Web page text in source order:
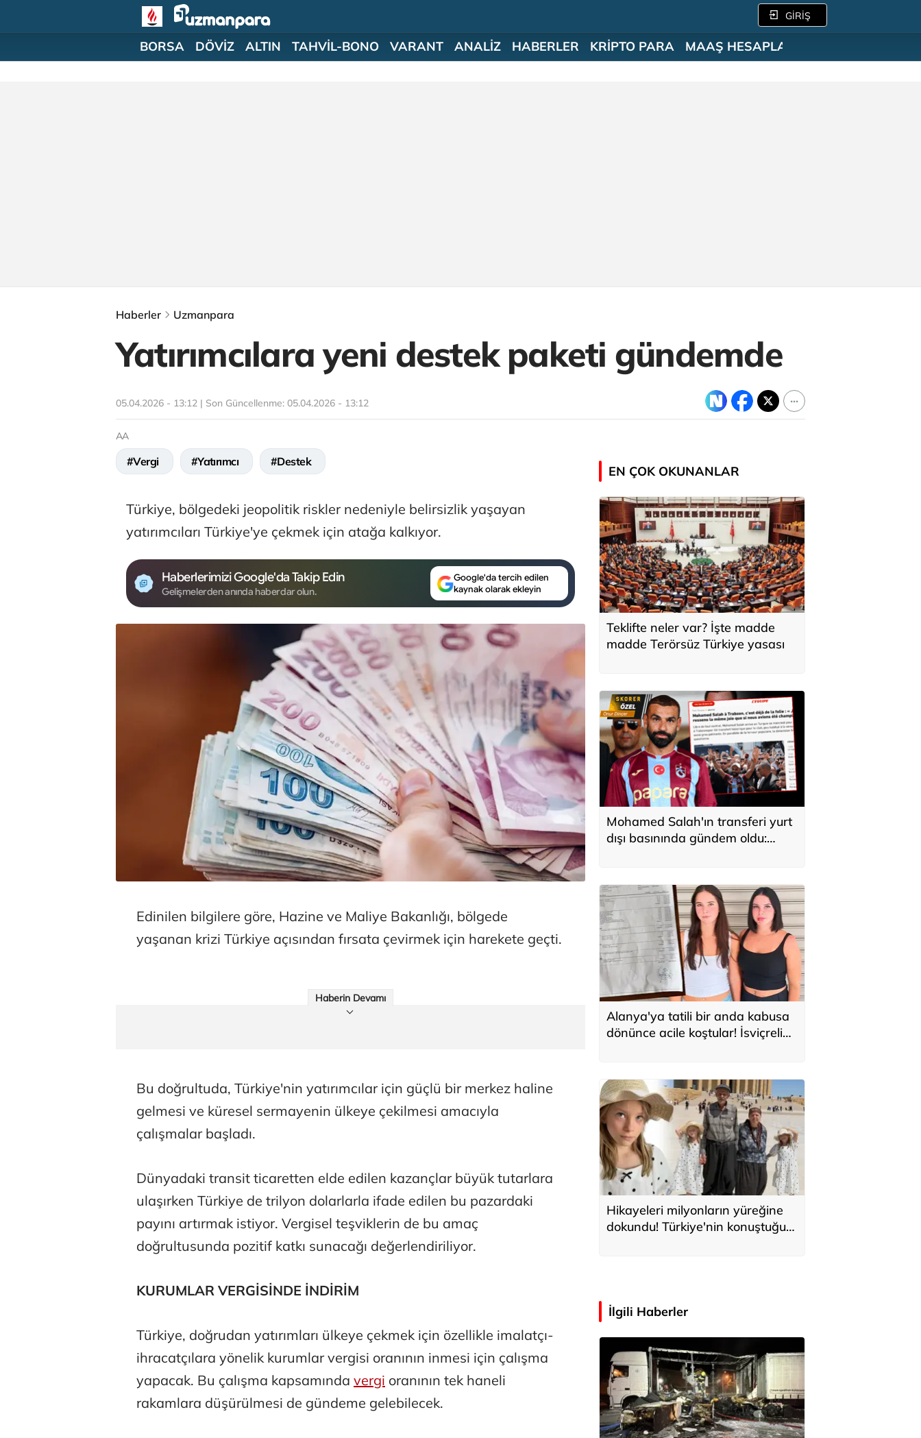
GİRİŞ
BORSA DÖVİZ ALTIN TAHVİL-BONO VARANT ANALİZ HABERLER KRİPTO PARA MAAŞ HESAPLAMA
Haberler Uzmanpara
Yatırımcılara yeni destek paketi gündemde
05.04.2026 - 13:12 | Son Güncellenme: 05.04.2026 - 13:12
AA
#Vergi #Yatırımcı #Destek
Türkiye, bölgedeki jeopolitik riskler nedeniyle belirsizlik yaşayan
yatırımcıları Türkiye'ye çekmek için atağa kalkıyor.
Haberlerimizi Google'da Takip Edin
Gelişmelerden anında haberdar olun.
Google'da tercih edilen
kaynak olarak ekleyin
Edinilen bilgilere göre, Hazine ve Maliye Bakanlığı, bölgede
yaşanan krizi Türkiye açısından fırsata çevirmek için harekete geçti.
Haberin Devamı
Bu doğrultuda, Türkiye'nin yatırımcılar için güçlü bir merkez haline
gelmesi ve küresel sermayenin ülkeye çekilmesi amacıyla
çalışmalar başladı.
Dünyadaki transit ticaretten elde edilen kazançlar büyük tutarlara
ulaşırken Türkiye de trilyon dolarlarla ifade edilen bu pazardaki
payını artırmak istiyor. Vergisel teşviklerin de bu amaç
doğrultusunda pozitif katkı sunacağı değerlendiriliyor.
KURUMLAR VERGİSİNDE İNDİRİM
Türkiye, doğrudan yatırımları ülkeye çekmek için özellikle imalatçı-
ihracatçılara yönelik kurumlar vergisi oranının inmesi için çalışma
yapacak. Bu çalışma kapsamında vergi oranının tek haneli
rakamlara düşürülmesi de gündeme gelebilecek.
EN ÇOK OKUNANLAR
Teklifte neler var? İşte madde
madde Terörsüz Türkiye yasası
Mohamed Salah'ın transferi yurt
dışı basınında gündem oldu:
Alanya'ya tatili bir anda kabusa
dönünce acile koştular! İsviçreli
Hikayeleri milyonların yüreğine
dokundu! Türkiye'nin konuştuğu
İlgili Haberler